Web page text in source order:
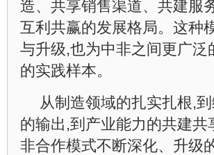
造、共享销售渠道、共建服
互利共赢的发展格局。这种
与升级,也为中非之间更广
的实践样本。
从制造领域的扎实扎根,
的输出,到产业能力的共建
非合作模式不断深化、升